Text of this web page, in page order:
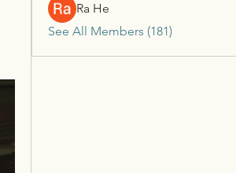
Ra He
See All Members (181)